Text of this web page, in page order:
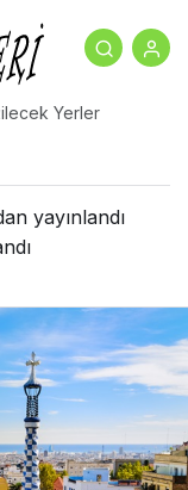
Yerler
yayınlandı
- Paylaş